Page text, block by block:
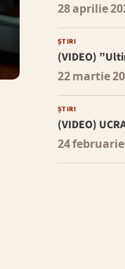
28 aprilie
ȘTIRI
(VIDEO)
22 martie
ȘTIRI
(VIDEO)
24 februarie